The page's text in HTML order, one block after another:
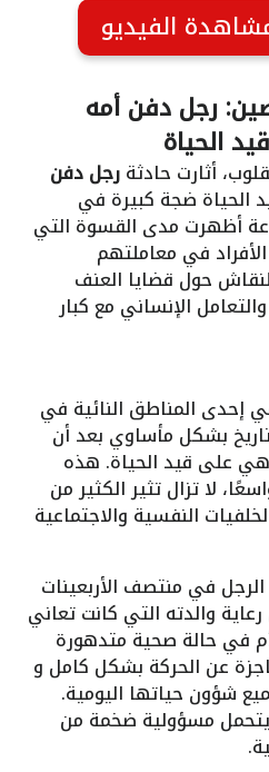
الفيديو
رجل دفن أمه
الحياة
أثارت حادثةرجل دفن
الحياة ضجة كبيرة في
أظهرت مدى القسوة التي
في معاملتهم
حول قضايا العنف
الإنساني مع كبار
المناطق النائية في
بشكل مأساوي بعد أن
على قيد الحياة. هذه
لا تزال تثير الكثير من
النفسية والاجتماعية
الرجل في منتصف الأربعينات
والدته التي كانت تعاني
في حالة صحية متدهورة
عن الحركة بشكل كامل و
شؤون حياتها اليومية.
يتحمل مسؤولية ضخمة من